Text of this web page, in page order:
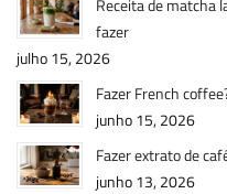
Receita de matcha
fazer
julho 15, 2026
Fazer French
junho 15, 2026
Fazer extrato de
junho 13, 2026